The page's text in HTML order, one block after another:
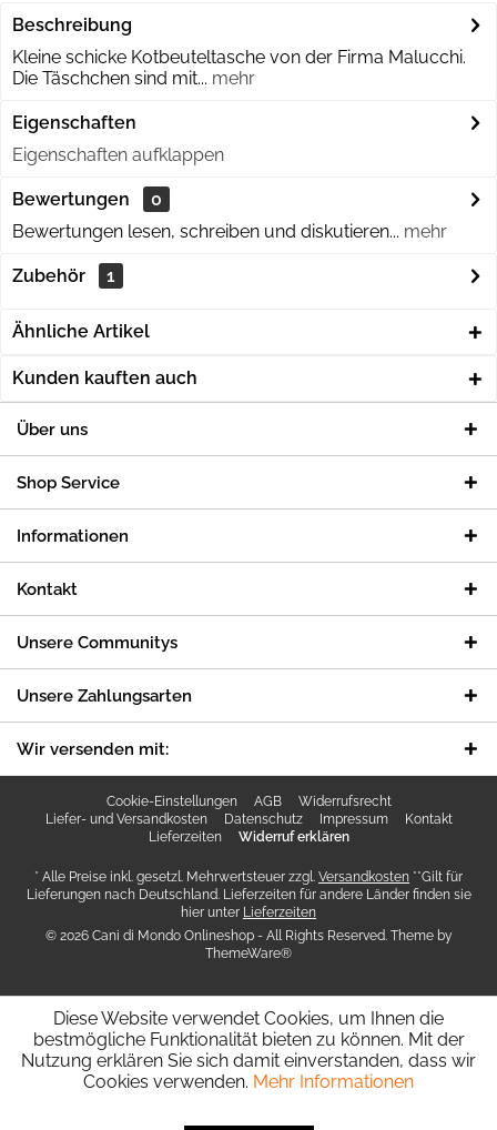
Beschreibung
Kleine schicke Kotbeuteltasche von der Firma Malucchi.
Die Täschchen sind mit... mehr
Eigenschaften
Eigenschaften aufklappen
Bewertungen
0
Bewertungen lesen, schreiben und diskutieren... mehr
Zubehör 1
Ähnliche Artikel
Kunden kauften auch
Über uns
Shop Service
Informationen
Kontakt
Unsere Communitys
Unsere Zahlungsarten
Wir versenden mit:
Cookie-Einstellungen AGB
Widerrufsrecht
Liefer- und Versandkosten
Datenschutz Impressum
Kontakt
Lieferzeiten
Widerruf erklären
* Alle Preise inkl. gesetzl. Mehrwertsteuer zzgl. Versandkosten **Gilt für
Lieferungen nach Deutschland. Lieferzeiten für andere Länder finden sie
hier unter Lieferzeiten
© 2026 Cani di Mondo Onlineshop - All Rights Reserved. Theme by
ThemeWare®
Diese Website verwendet Cookies, um Ihnen die
bestmögliche Funktionalität bieten zu können. Mit der
Nutzung erklären Sie sich damit einverstanden, dass wir
Cookies verwenden. Mehr Informationen